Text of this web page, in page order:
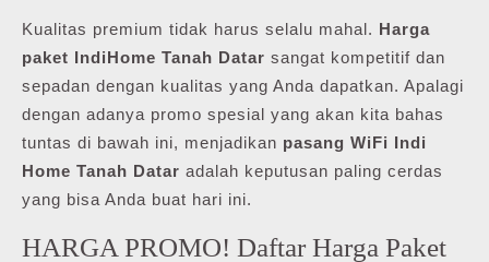
Kualitas premium tidak harus selalu mahal. Harga
paket IndiHome Tanah Datar sangat kompetitif dan
sepadan dengan kualitas yang Anda dapatkan. Apalagi
dengan adanya promo spesial yang akan kita bahas
tuntas di bawah ini, menjadikan pasang WiFi Indi
Home Tanah Datar adalah keputusan paling cerdas
yang bisa Anda buat hari ini.
HARGA PROMO! Daftar Harga Paket